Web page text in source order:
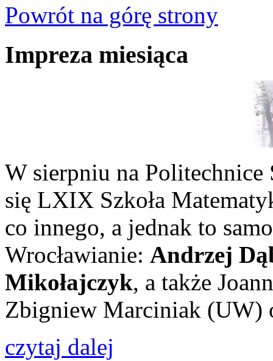
Powrót na górę strony
Impreza miesiąca
W sierpniu na
się LXIX Szkoła
co innego, a jednak to
Wrocławianie: Andrzej
Mikołajczyk, a także
Zbigniew Marciniak (UW)
czytaj dalej